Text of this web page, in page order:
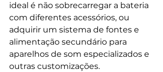
ideal é não sobrecarregar a bateria
com diferentes acessórios, ou
adquirir um sistema de fontes e
alimentação secundário para
aparelhos de som especializados e
outras customizações.